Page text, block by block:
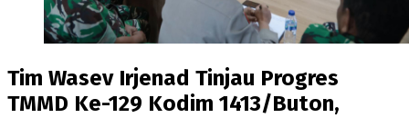
Tim Wasev Irjenad Tinjau Progres
TMMD Ke-129 Kodim 1413/Buton,